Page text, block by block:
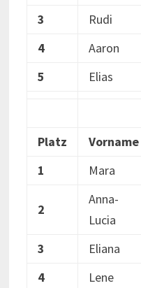
3
Rudi
4
Aaron
5
Elias
Platz
Vorname
1
Mara
2
Anna-
Lucia
3 Eliana
4
Lene